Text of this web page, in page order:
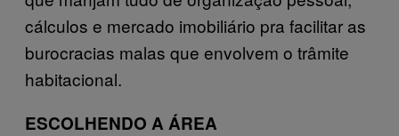
cálculos e mercado imobiliário pra facilitar as
burocracias malas que envolvem o trâmite
habitacional.
ESCOLHENDO A ÁREA